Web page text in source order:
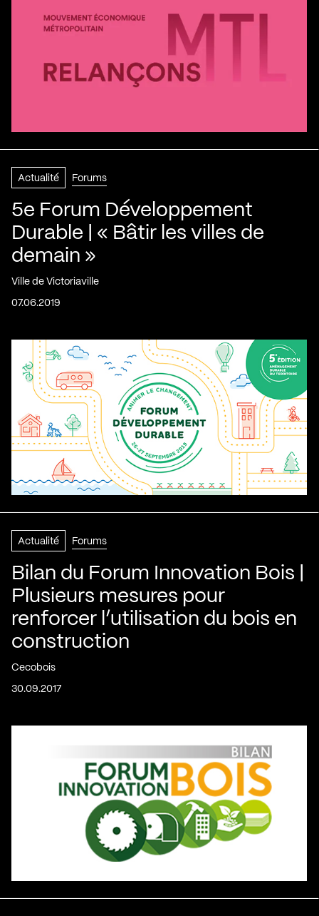
Actualité Forums
5e Forum Développement
Durable | « Bâtir les villes de
demain »
Ville de Victoriaville
07.06.2019
Actualité Forums
Bilan du Forum Innovation Bois |
Plusieurs mesures pour
renforcer l’utilisation du bois en
construction
Cecobois
30.09.2017